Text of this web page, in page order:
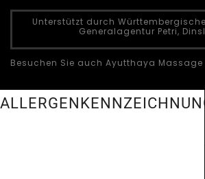
Unterstützt durch
Generalagentur Petri,
Besuchen Sie auch Ayutthaya Massage